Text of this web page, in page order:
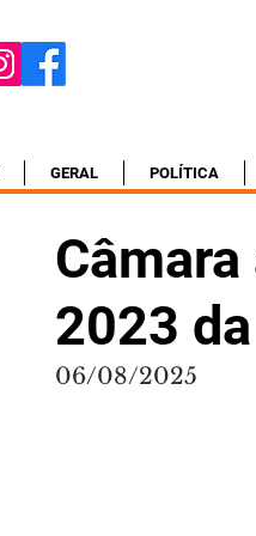
GERAL POLÍTICA
2023
06/08/2025